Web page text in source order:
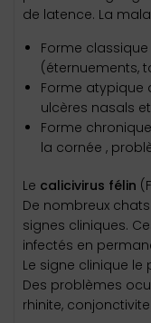
de latence. La
Forme
(éternuements,
Forme atypique
ulcères nasals
Forme
la cornée ,
Le calicivirus félin
De nombreux
signes cliniques.
infectés en
Le signe clinique le
Des problèmes
rhinite,